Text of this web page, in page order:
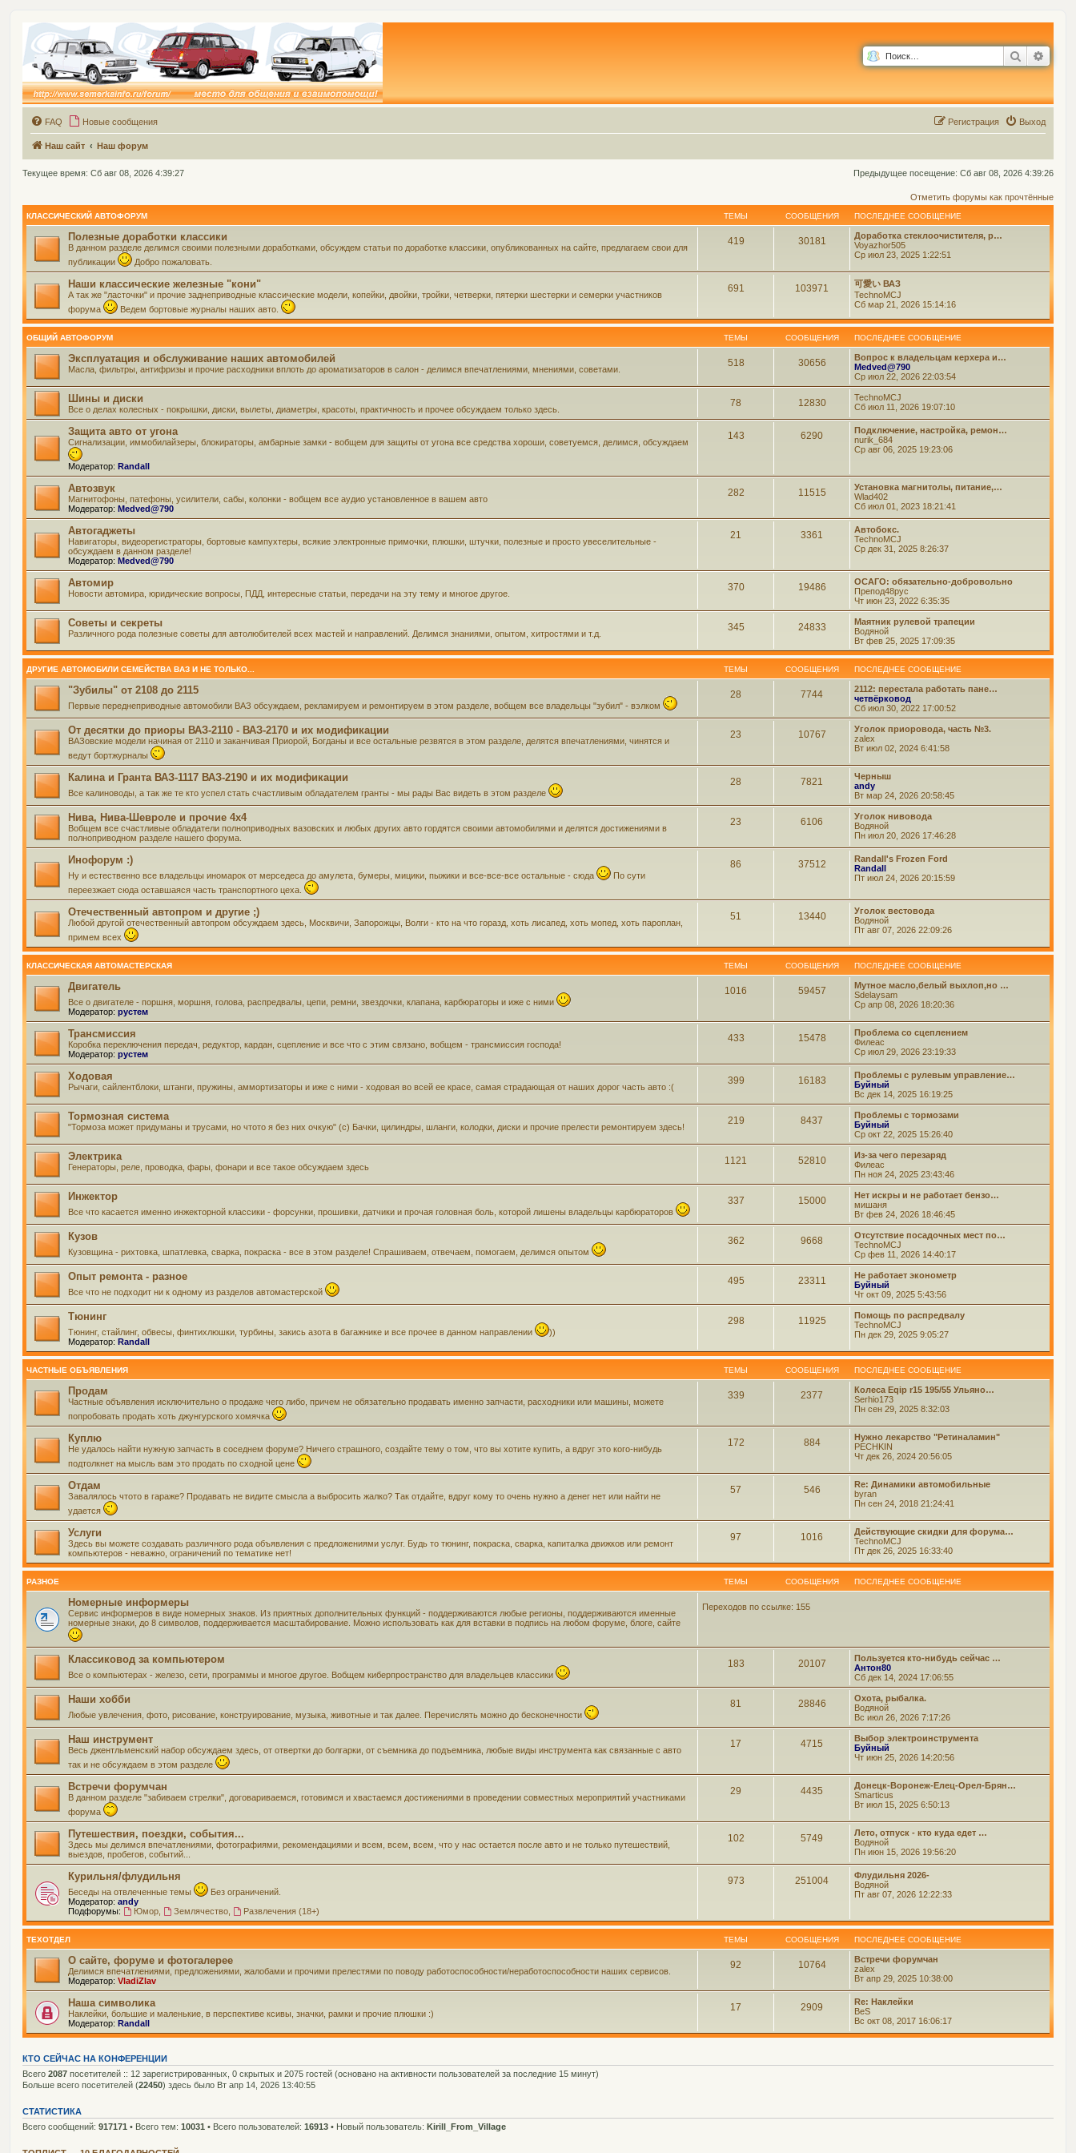
Поиск
FAQ Новые сообщения Выход
Регистрация
Наш сайт Наш форум
Предыдущее посещение: Сб авг 08, 2026 4:39:26
Текущее время: Сб авг 08, 2026 4:39:27
Отметить форумы как прочтённые
КЛАССИЧЕСКИЙ АВТОФОРУМ ТЕМЫ СООБЩЕНИЯ ПОСЛЕДНЕЕ СООБЩЕНИЕ
Полезные доработки классики
В данном разделе делимся своими полезными доработками, обсуждем статьи по доработке классики, опубликованных на сайте, предлагаем свои для
публикации
Добро пожаловать.
419 30181
Доработка стеклоочистителя, р…
Voyazhor505
Ср июл 23, 2025 1:22:51
Наши классические железные "кони"
А так же "ласточки" и прочие заднеприводные классические модели, копейки, двойки, тройки, четверки, пятерки шестерки и семерки участников
форума
Ведем бортовые журналы наших авто.
691 103971
可愛い ВАЗ
TechnoMCJ
Сб мар 21, 2026 15:14:16
ОБЩИЙ АВТОФОРУМ ТЕМЫ СООБЩЕНИЯ ПОСЛЕДНЕЕ СООБЩЕНИЕ
Эксплуатация и обслуживание наших автомобилей
Масла, фильтры, антифризы и прочие расходники вплоть до ароматизаторов в салон - делимся впечатлениями, мнениями, советами.
518 30656
Вопрос к владельцам керхера и…
Medved@790
Ср июл 22, 2026 22:03:54
Шины и диски
Все о делах колесных - покрышки, диски, вылеты, диаметры, красоты, практичность и прочее обсуждаем только здесь.
78 12830
TechnoMCJ
Сб июл 11, 2026 19:07:10
Защита авто от угона
Сигнализации, иммобилайзеры, блокираторы, амбарные замки - вобщем для защиты от угона все средства хороши, советуемся, делимся, обсуждаем
Модератор: Randall
143 6290
Подключение, настройка, ремон…
nurik_684
Ср авг 06, 2025 19:23:06
Автозвук
Магнитофоны, патефоны, усилители, сабы, колонки - вобщем все аудио установленное в вашем авто
Модератор: Medved@790
282 11515
Установка магнитолы, питание,…
Wlad402
Сб июл 01, 2023 18:21:41
Автогаджеты
Навигаторы, видеорегистраторы, бортовые кампухтеры, всякие электронные примочки, плюшки, штучки, полезные и просто увеселительные -
обсуждаем в данном разделе!
Модератор: Medved@790
21 3361
Автобокс.
TechnoMCJ
Ср дек 31, 2025 8:26:37
Автомир
Новости автомира, юридические вопросы, ПДД, интересные статьи, передачи на эту тему и многое другое.
370 19486
ОСАГО: обязательно-добровольно
Препод48рус
Чт июн 23, 2022 6:35:35
Советы и секреты
Различного рода полезные советы для автолюбителей всех мастей и направлений. Делимся знаниями, опытом, хитростями и т.д.
345 24833
Маятник рулевой трапеции
Водяной
Вт фев 25, 2025 17:09:35
ДРУГИЕ АВТОМОБИЛИ СЕМЕЙСТВА ВАЗ И НЕ ТОЛЬКО... ТЕМЫ СООБЩЕНИЯ ПОСЛЕДНЕЕ СООБЩЕНИЕ
"Зубилы" от 2108 до 2115
Первые переднеприводные автомобили ВАЗ обсуждаем, рекламируем и ремонтируем в этом разделе, вобщем все владельцы "зубил" - вэлком
28 7744
2112: перестала работать пане…
четвёрковод
Сб июл 30, 2022 17:00:52
От десятки до приоры ВАЗ-2110 - ВАЗ-2170 и их модификации
ВАЗовские модели начиная от 2110 и заканчивая Приорой, Богданы и все остальные резвятся в этом разделе, делятся впечатлениями, чинятся и
ведут бортжурналы
23 10767
Уголок приоровода, часть №3.
zalex
Вт июл 02, 2024 6:41:58
Калина и Гранта ВАЗ-1117 ВАЗ-2190 и их модификации
Все калиноводы, а так же те кто успел стать счастливым обладателем гранты - мы рады Вас видеть в этом разделе
28 7821
Черныш
andy
Вт мар 24, 2026 20:58:45
Нива, Нива-Шевроле и прочие 4х4
Вобщем все счастливые обладатели полноприводных вазовских и любых других авто гордятся своими автомобилями и делятся достижениями в
полноприводном разделе нашего форума.
23 6106
Уголок нивовода
Водяной
Пн июл 20, 2026 17:46:28
Инофорум :)
Ну и естественно все владельцы иномарок от мерседеса до амулета, бумеры, мицики, пыжики и все-все-все остальные - сюда
По сути
переезжает сюда оставшаяся часть транспортного цеха.
86 37512
Randall's Frozen Ford
Randall
Пт июл 24, 2026 20:15:59
Отечественный автопром и другие ;)
Любой другой отечественный автопром обсуждаем здесь, Москвичи, Запорожцы, Волги - кто на что горазд, хоть лисапед, хоть мопед, хоть пароплан,
примем всех
51 13440
Уголок вестовода
Водяной
Пт авг 07, 2026 22:09:26
КЛАССИЧЕСКАЯ АВТОМАСТЕРСКАЯ ТЕМЫ СООБЩЕНИЯ ПОСЛЕДНЕЕ СООБЩЕНИЕ
Двигатель
Все о двигателе - поршня, моршня, голова, распредвалы, цепи, ремни, звездочки, клапана, карбюраторы и иже с ними
Модератор: рустем
1016 59457
Мутное масло,белый выхлоп,но …
Sdelaysam
Ср апр 08, 2026 18:20:36
Трансмиссия
Коробка переключения передач, редуктор, кардан, сцепление и все что с этим связано, вобщем - трансмиссия господа!
Модератор: рустем
433 15478
Проблема со сцеплением
Филеас
Ср июл 29, 2026 23:19:33
Ходовая
Рычаги, сайлентблоки, штанги, пружины, аммортизаторы и иже с ними - ходовая во всей ее красе, самая страдающая от наших дорог часть авто :(
399 16183
Проблемы с рулевым управление…
Буйный
Вс дек 14, 2025 16:19:25
Тормозная система
"Тормоза может придуманы и трусами, но чтото я без них очкую" (с) Бачки, цилиндры, шланги, колодки, диски и прочие прелести ремонтируем здесь!
219 8437
Проблемы с тормозами
Буйный
Ср окт 22, 2025 15:26:40
Электрика
Генераторы, реле, проводка, фары, фонари и все такое обсуждаем здесь
1121 52810
Из-за чего перезаряд
Филеас
Пн ноя 24, 2025 23:43:46
Инжектор
Все что касается именно инжекторной классики - форсунки, прошивки, датчики и прочая головная боль, которой лишены владельцы карбюраторов
337 15000
Нет искры и не работает бензо…
мишаня
Вт фев 24, 2026 18:46:45
Кузов
Кузовщина - рихтовка, шпатлевка, сварка, покраска - все в этом разделе! Спрашиваем, отвечаем, помогаем, делимся опытом
362 9668
Отсутствие посадочных мест по…
TechnoMCJ
Ср фев 11, 2026 14:40:17
Опыт ремонта - разное
Все что не подходит ни к одному из разделов автомастерской
495 23311
Не работает эконометр
Буйный
Чт окт 09, 2025 5:43:56
Тюнинг
Тюнинг, стайлинг, обвесы, финтихлюшки, турбины, закись азота в багажнике и все прочее в данном направлении
))
Модератор: Randall
298 11925
Помощь по распредвалу
TechnoMCJ
Пн дек 29, 2025 9:05:27
ЧАСТНЫЕ ОБЪЯВЛЕНИЯ ТЕМЫ СООБЩЕНИЯ ПОСЛЕДНЕЕ СООБЩЕНИЕ
Продам
Частные объявления исключительно о продаже чего либо, причем не обязательно продавать именно запчасти, расходники или машины, можете
попробовать продать хоть джунгурского хомячка
339 2377
Колеса Eqip r15 195/55 Ульяно…
Serhio173
Пн сен 29, 2025 8:32:03
Куплю
Не удалось найти нужную запчасть в соседнем форуме? Ничего страшного, создайте тему о том, что вы хотите купить, а вдруг это кого-нибудь
подтолкнет на мысль вам это продать по сходной цене
172 884
Нужно лекарство "Ретиналамин"
PECHKIN
Чт дек 26, 2024 20:56:05
Отдам
Завалялось чтото в гараже? Продавать не видите смысла а выбросить жалко? Так отдайте, вдруг кому то очень нужно а денег нет или найти не
удается
57 546
Re: Динамики автомобильные
byran
Пн сен 24, 2018 21:24:41
Услуги
Здесь вы можете создавать различного рода объявления с предложениями услуг. Будь то тюнинг, покраска, сварка, капиталка движков или ремонт
компьютеров - неважно, ограничений по тематике нет!
97 1016
Действующие скидки для форума…
TechnoMCJ
Пт дек 26, 2025 16:33:40
РАЗНОЕ ТЕМЫ СООБЩЕНИЯ ПОСЛЕДНЕЕ СООБЩЕНИЕ
Номерные информеры
Сервис информеров в виде номерных знаков. Из приятных дополнительных функций - поддерживаются любые регионы, поддерживаются именные
номерные знаки, до 8 символов, поддерживается масштабирование. Можно использовать как для вставки в подпись на любом форуме, блоге, сайте
Переходов по ссылке: 155
Классиковод за компьютером
Все о компьютерах - железо, сети, программы и многое другое. Вобщем киберпространство для владельцев классики
183 20107
Пользуется кто-нибудь сейчас …
Антон80
Сб дек 14, 2024 17:06:55
Наши хобби
Любые увлечения, фото, рисование, конструирование, музыка, животные и так далее. Перечислять можно до бесконечности
81 28846
Охота, рыбалка.
Водяной
Вс июл 26, 2026 7:17:26
Наш инструмент
Весь джентльменский набор обсуждаем здесь, от отвертки до болгарки, от съемника до подъемника, любые виды инструмента как связанные с авто
так и не обсуждаем в этом разделе
17 4715
Выбор электроинструмента
Буйный
Чт июн 25, 2026 14:20:56
Встречи форумчан
В данном разделе "забиваем стрелки", договариваемся, готовимся и хвастаемся достижениями в проведении совместных мероприятий участниками
форума
29 4435
Донецк-Воронеж-Елец-Орел-Брян…
Smarticus
Вт июл 15, 2025 6:50:13
Путешествия, поездки, события...
Здесь мы делимся впечатлениями, фотографиями, рекомендациями и всем, всем, всем, что у нас остается после авто и не только путешествий,
выездов, пробегов, событий...
102 5749
Лето, отпуск - кто куда едет …
Водяной
Пн июн 15, 2026 19:56:20
Курильня/флудильня
Беседы на отвлеченные темы
Без ограничений.
Модератор: andy
Подфорумы:
Юмор, Землячество, Развлечения (18+)
973 251004
Флудильня 2026-
Водяной
Пт авг 07, 2026 12:22:33
ТЕХОТДЕЛ ТЕМЫ СООБЩЕНИЯ ПОСЛЕДНЕЕ СООБЩЕНИЕ
О сайте, форуме и фотогалерее
Делимся впечатлениями, предложениями, жалобами и прочими прелестями по поводу работоспособности/неработоспособности наших сервисов.
Модератор: VladiZlav
92 10764
Встречи форумчан
zalex
Вт апр 29, 2025 10:38:00
Наша символика
Наклейки, большие и маленькие, в перспективе ксивы, значки, рамки и прочие плюшки :)
Модератор: Randall
17 2909
Re: Наклейки
BeS
Вс окт 08, 2017 16:06:17
КТО СЕЙЧАС НА КОНФЕРЕНЦИИ
Всего 2087 посетителей :: 12 зарегистрированных, 0 скрытых и 2075 гостей (основано на активности пользователей за последние 15 минут)
Больше всего посетителей (22450) здесь было Вт апр 14, 2026 13:40:55
СТАТИСТИКА
Всего сообщений: 917171 • Всего тем: 10031 • Всего пользователей: 16913 • Новый пользователь: Kirill_From_Village